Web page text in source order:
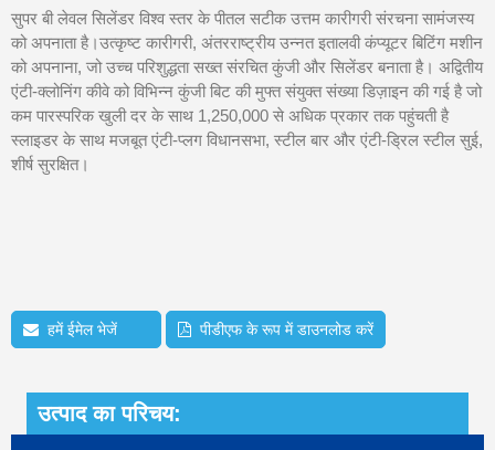
सुपर बी लेवल सिलेंडर विश्व स्तर के पीतल सटीक उत्तम कारीगरी संरचना सामंजस्य
को अपनाता है।उत्कृष्ट कारीगरी, अंतरराष्ट्रीय उन्नत इतालवी कंप्यूटर बिटिंग मशीन
को अपनाना, जो उच्च परिशुद्धता सख्त संरचित कुंजी और सिलेंडर बनाता है। अद्वितीय
एंटी-क्लोनिंग कीवे को विभिन्न कुंजी बिट की मुफ्त संयुक्त संख्या डिज़ाइन की गई है जो
कम पारस्परिक खुली दर के साथ 1,250,000 से अधिक प्रकार तक पहुंचती है
स्लाइडर के साथ मजबूत एंटी-प्लग विधानसभा, स्टील बार और एंटी-ड्रिल स्टील सुई,
शीर्ष सुरक्षित।
हमें ईमेल भेजें पीडीएफ के रूप में डाउनलोड करें
उत्पाद का परिचय: